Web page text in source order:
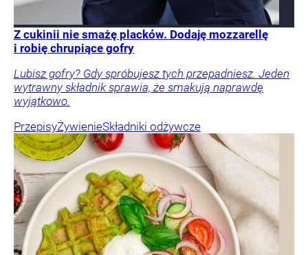
Z cukinii nie smażę placków. Dodaję mozzarellę
i robię chrupiące gofry
Lubisz gofry? Gdy spróbujesz tych przepadniesz. Jeden
wytrawny składnik sprawia, że smakują naprawdę
wyjątkowo.
PrzepisyŻywienieSkładniki odżywcze